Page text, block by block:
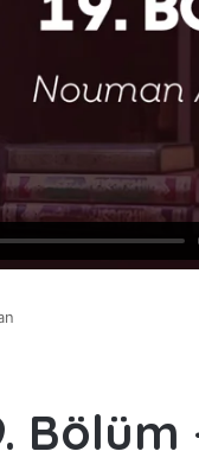
Bölüm